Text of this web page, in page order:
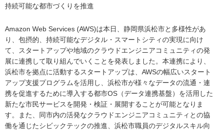
持続可能な都市づくりを推進
Amazon Web Services (AWS)は本日、静岡県浜松市と多様性があ
り、包摂的、持続可能なデジタル・スマートシティの実現に向け
て、スタートアップや地域のクラウドエンジニアコミュニティの発
展に連携して取り組んでいくことを発表しました。本連携により、
浜松市を拠点に活動するスタートアップは、AWSの幅広いスタート
アップ支援プログラムを活用し、浜松市が様々なデータの流通・連
携を促進するために導入する都市OS（データ連携基盤）を活用した
新たな市民サービスを開発・検証・展開することが可能となりま
す。また、同市内の活発なクラウドエンジニアコミュニティとの協
働を通じたシビックテックの推進、浜松市職員のデジタルスキル向